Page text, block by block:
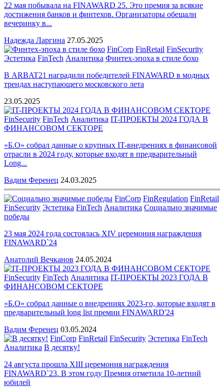
22 мая побывала на FINAWARD 25. Это премия за всякие
достижения банков и финтехов. Организаторы обещали
вечеринку в...
Надежда Ларгина 27.05.2025
FinCorp FinRetail FinSecurity
Эстетика FinTech Аналитика Финтех-эпоха в стиле бохо
В ARBAT21 наградили победителей FINAWARD в модных
трендах наступающего московского лета
23.05.2025
FinSecurity FinTech Аналитика IT-ПРОЕКТЫ 2024 ГОДА В
ФИНАНСОВОМ СЕКТОРЕ
«Б.О» собрал данные о крупных IT-внедрениях в финансовой
отрасли в 2024 году, которые входят в предварительный
Long...
Вадим Ференец 24.03.2025
FinCorp FinRegulation FinRetail
FinSecurity Эстетика FinTech Аналитика Социально значимые
победы
23 мая 2024 года состоялась XIV церемония награждения
FINAWARD`24
Анатолий Вечканов 24.05.2024
FinSecurity FinTech Аналитика IT-ПРОЕКТЫ 2023 ГОДА В
ФИНАНСОВОМ СЕКТОРЕ
«Б.О» собрал данные о внедрениях 2023-го, которые входят в
предварительный long list премии FINAWARD'24
Вадим Ференец 03.05.2024
FinCorp FinRetail FinSecurity Эстетика FinTech
Аналитика В десятку!
24 августа прошла XIII церемония награждения
FINAWARD`23. В этом году Премия отметила 10-летний
юбилей